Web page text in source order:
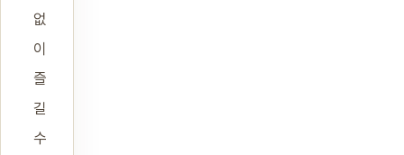
없
이
즐
길
수